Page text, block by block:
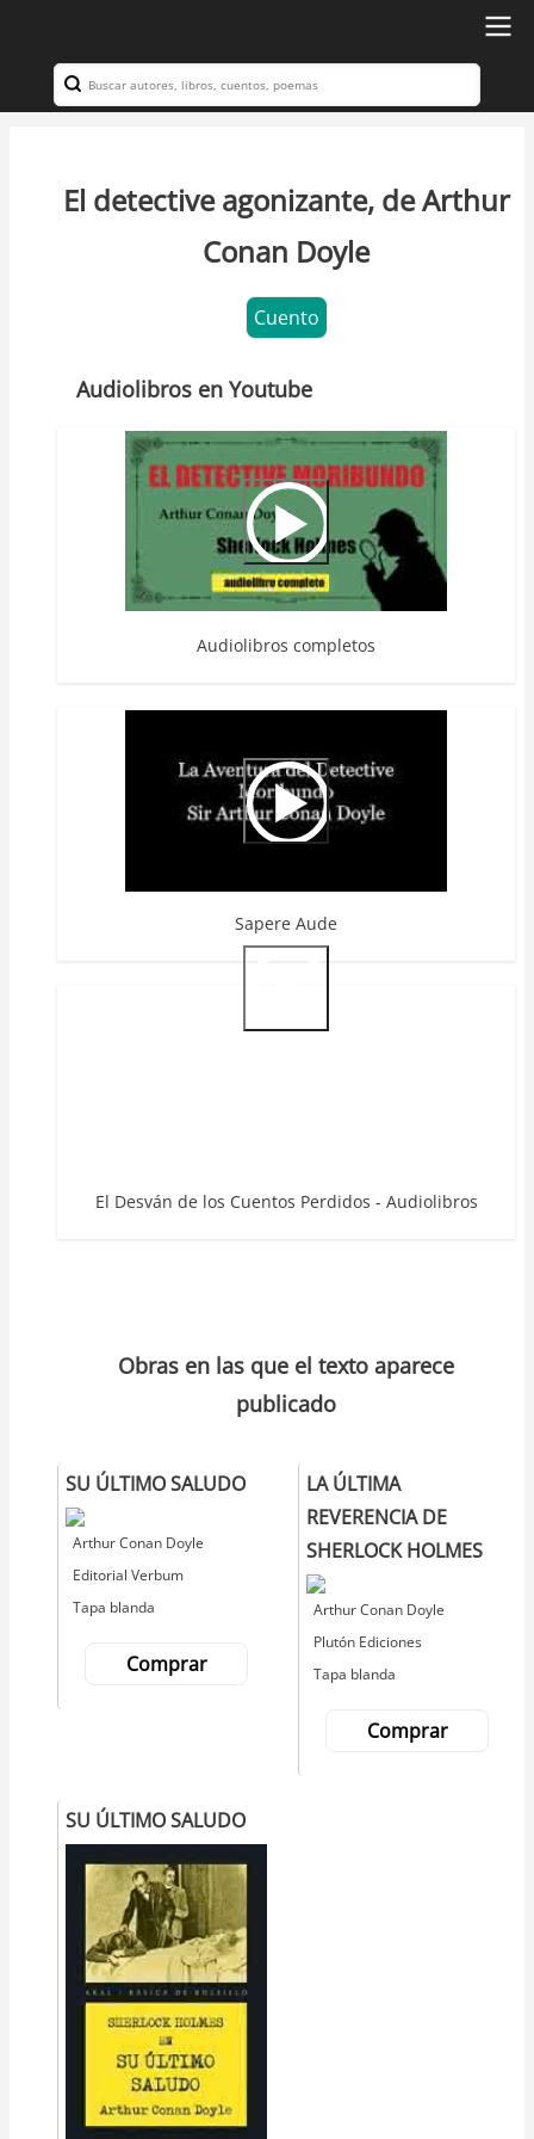
contenido
principal
Navegación
Search
El detective agonizante, de Arthur
Conan Doyle
Cuento
Audiolibros en Youtube
Audiolibros completos
Sapere Aude
El Desván de los Cuentos Perdidos - Audiolibros
Obras en las que el texto aparece
publicado
SU ÚLTIMO SALUDO
Autor
Arthur Conan Doyle
Editorial
Editorial Verbum
Tapa blanda
Comprar
LA ÚLTIMA
REVERENCIA DE
SHERLOCK HOLMES
Autor
Arthur Conan Doyle
Editorial
Plutón Ediciones
Tapa blanda
Comprar
SU ÚLTIMO SALUDO